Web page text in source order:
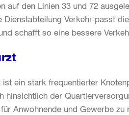
auf den Linien 33 und 72
Dienstabteilung Verkehr passt
schafft so eine bessere
ein stark frequentierter
hinsichtlich der
Anwohnende und Gewerbe